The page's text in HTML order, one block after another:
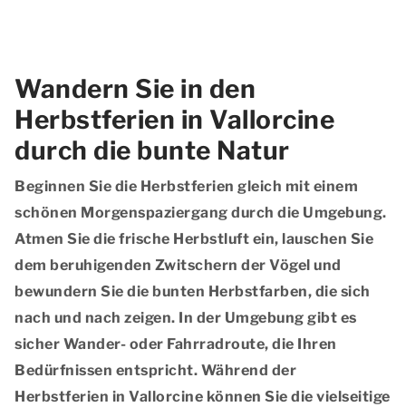
Wandern Sie in den
Herbstferien in Vallorcine
durch die bunte Natur
Beginnen Sie die Herbstferien gleich mit einem
schönen Morgenspaziergang durch die Umgebung.
Atmen Sie die frische Herbstluft ein, lauschen Sie
dem beruhigenden Zwitschern der Vögel und
bewundern Sie die bunten Herbstfarben, die sich
nach und nach zeigen. In der Umgebung gibt es
sicher Wander- oder Fahrradroute, die Ihren
Bedürfnissen entspricht. Während der
Herbstferien in Vallorcine können Sie die vielseitige